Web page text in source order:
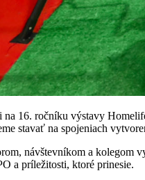
na 16. ročníku výstavy
stavať na spojeniach
návštevníkom a kolegom
a príležitosti, ktoré prinesie.